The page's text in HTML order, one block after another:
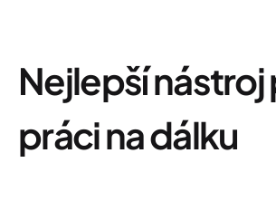
Nejlepší nástroj
práci na dálku